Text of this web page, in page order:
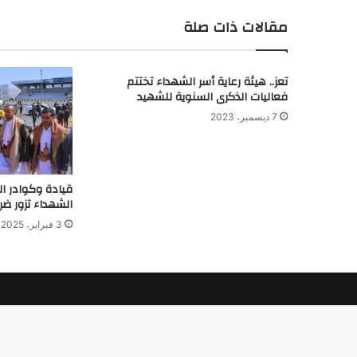
مقالات ذات صلة
تعز.. هيئة رعاية أسر الشهداء تختتم
فعاليات الذكرى السنوية للشهيد
7 ديسمبر، 2023
قيادة وكوادر
الشهداء تزور
3 فبراير، 2025